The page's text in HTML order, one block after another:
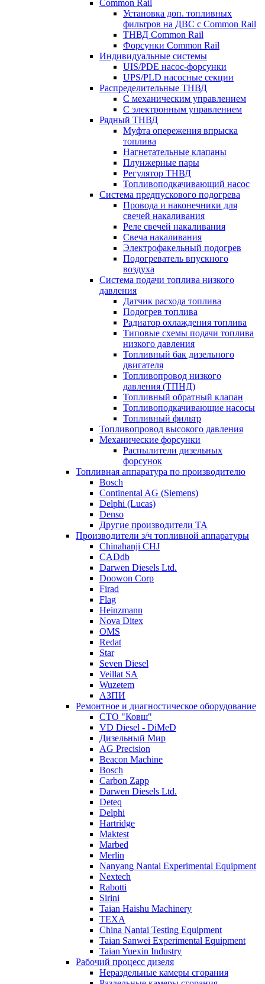
Common Rail
Установка доп. топливных
фильтров на ДВС с Common Rail
ТНВД Common Rail
Форсунки Common Rail
Индивидуальные системы
UIS/PDE насос-форсунки
UPS/PLD насосные секции
Распределительные ТНВД
С механическим управлением
С электронным управлением
Рядный ТНВД
Муфта опережения впрыска
топлива
Нагнетательные клапаны
Плунжерные пары
Регулятор ТНВД
Топливоподкачивающий насос
Система предпускового подогрева
Провода и наконечники для
свечей накаливания
Реле свечей накаливания
Свеча накаливания
Электрофакельный подогрев
Подогреватель впускного
воздуха
Система подачи топлива низкого
давления
Датчик расхода топлива
Подогрев топлива
Радиатор охлаждения топлива
Типовые схемы подачи топлива
низкого давления
Топливный бак дизельного
двигателя
Топливопровод низкого
давления (ТПНД)
Топливный обратный клапан
Топливоподкачивающие насосы
Топливный фильтр
Топливопровод высокого давления
Механические форсунки
Распылители дизельных
форсунок
Топливная аппаратура по производителю
Bosch
Continental AG (Siemens)
Delphi (Lucas)
Denso
Другие производители ТА
Производители з/ч топливной аппаратуры
Chinahanji CHJ
CADdb
Darwen Diesels Ltd.
Doowon Corp
Firad
Flag
Heinzmann
Nova Ditex
OMS
Redat
Star
Seven Diesel
Veillat SA
Wuzetem
АЗПИ
Ремонтное и диагностическое оборудование
СТО "Ковш"
VD Diesel - DiMeD
Дизельный Мир
AG Precision
Beacon Machine
Bosch
Carbon Zapp
Darwen Diesels Ltd.
Deteq
Delphi
Hartridge
Maktest
Marbed
Merlin
Nanyang Nantai Experimental Equipment
Nextech
Rabotti
Sirini
Taian Haishu Machinery
TEXA
China Nantai Testing Equipment
Taian Sanwei Experimental Equipment
Taian Yuexin Industry
Рабочий процесс дизеля
Нераздельные камеры сгорания